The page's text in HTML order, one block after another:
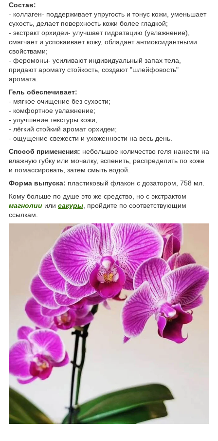
Состав:
- коллаген- поддерживает упругость и тонус кожи, уменьшает
сухость, делает поверхность кожи более гладкой;
- экстракт орхидеи- улучшает гидратацию (увлажнение),
смягчает и успокаивает кожу, обладает антиоксидантными
свойствами;
- феромоны- усиливают индивидуальный запах тела,
придают аромату стойкость, создают "шлейфовость"
аромата.
Гель обеспечивает:
- мягкое очищение без сухости;
- комфортное увлажнение;
- улучшение текстуры кожи;
- лёгкий стойкий аромат орхидеи;
- ощущение свежести и ухоженности на весь день.
Способ применения: небольшое количество геля нанести на
влажную губку или мочалку, вспенить, распределить по коже
и помассировать, затем смыть водой.
Форма выпуска: пластиковый флакон с дозатором, 758 мл.
Кому больше по душе это же средство, но с экстрактом
магнолии или сакуры , пройдите по соответствующим
ссылкам.